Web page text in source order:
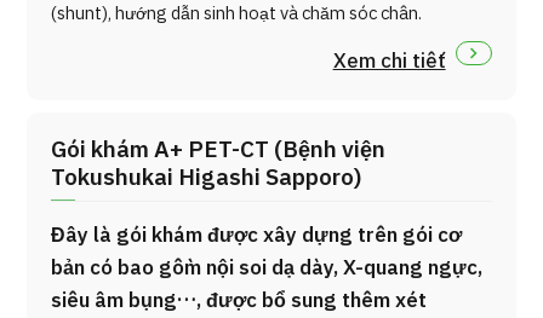
(shunt), hướng dẫn sinh hoạt và chăm sóc chân.
Xem chi tiết
Gói khám A+ PET-CT (Bệnh viện
Tokushukai Higashi Sapporo)
Đây là gói khám được xây dựng trên gói cơ
bản có bao gồm nội soi dạ dày, X-quang ngực,
siêu âm bụng…, được bổ sung thêm xét